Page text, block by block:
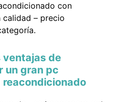
con
calidad – precio
ventajas de
un gran pc
reacondicionado